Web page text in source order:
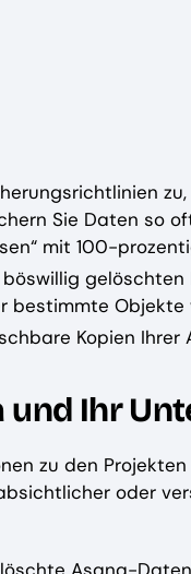
Sie Daten so
mit 100-
bestimmte Objekte
Kopien
und Ihr
zu den
oder